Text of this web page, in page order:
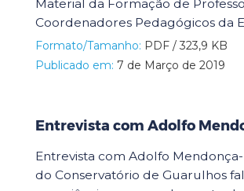
Material da Formação de
Coordenadores Pedagógicos da
Formato/Tamanho: PDF / 323,9 KB
Publicado em: 7 de Março de 2019
Entrevista com Adolfo
Entrevista com Adolfo
do Conservatório de Guarulhos